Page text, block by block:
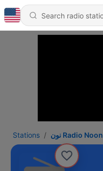
Stations نون Radio Noon